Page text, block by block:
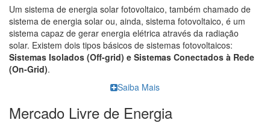
Um sistema de energia solar fotovoltaico, também chamado de
sistema de energia solar ou, ainda, sistema fotovoltaico, é um
sistema capaz de gerar energia elétrica através da radiação
solar. Existem dois tipos básicos de sistemas fotovoltaicos:
Sistemas Isolados (Off-grid) e Sistemas Conectados à Rede
(On-Grid).
Saiba Mais
Mercado Livre de Energia